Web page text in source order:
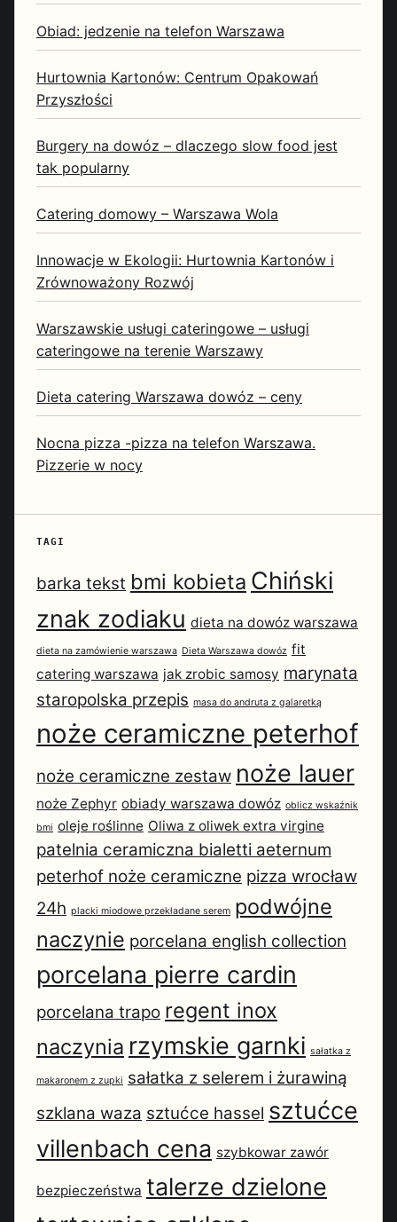
Obiad: jedzenie na telefon Warszawa
Hurtownia Kartonów: Centrum Opakowań
Przyszłości
Burgery na dowóz – dlaczego slow food jest
tak popularny
Catering domowy – Warszawa Wola
Innowacje w Ekologii: Hurtownia Kartonów i
Zrównoważony Rozwój
Warszawskie usługi cateringowe – usługi
cateringowe na terenie Warszawy
Dieta catering Warszawa dowóz – ceny
Nocna pizza -pizza na telefon Warszawa.
Pizzerie w nocy
TAGI
barka tekst bmi kobieta Chiński
znak zodiaku dieta na dowóz warszawa
dieta na zamówienie warszawa Dieta Warszawa dowóz fit
catering warszawa jak zrobic samosy marynata
staropolska przepis masa do andruta z galaretką
noże ceramiczne peterhof
noże ceramiczne zestaw noże lauer
noże Zephyr obiady warszawa dowóz oblicz wskaźnik
bmi oleje roślinne Oliwa z oliwek extra virgine
patelnia ceramiczna bialetti aeternum
peterhof noże ceramiczne pizza wrocław
24h placki miodowe przekładane serem podwójne
naczynie porcelana english collection
porcelana pierre cardin
porcelana trapo regent inox
naczynia rzymskie garnki sałatka z
makaronem z zupki sałatka z selerem i żurawiną
szklana waza sztućce hassel sztućce
villenbach cena szybkowar zawór
bezpieczeństwa talerze dzielone